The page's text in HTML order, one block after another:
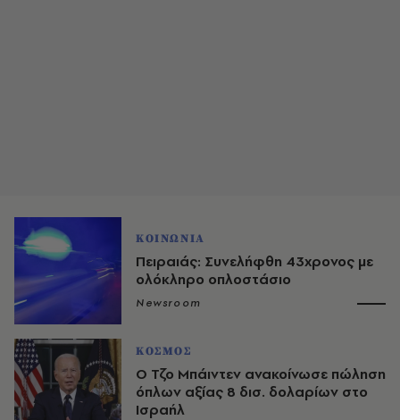
ΚΟΙΝΩΝΙΑ
Πειραιάς: Συνελήφθη 43χρονος με
ολόκληρο οπλοστάσιο
Newsroom
ΚΟΣΜΟΣ
Ο Τζο Μπάιντεν ανακοίνωσε πώληση
όπλων αξίας 8 δισ. δολαρίων στο
Ισραήλ